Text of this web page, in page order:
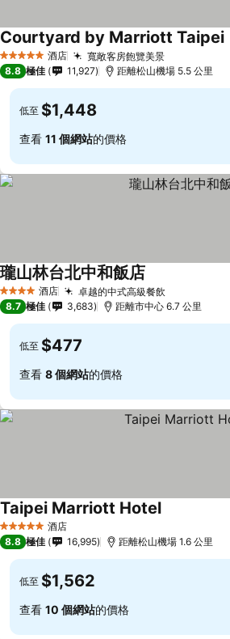
5 星級 酒店 寬敞客房飽覽美景
Courtyard by Marriott Taipei
8.8 極佳 11,927 距離松山機場 5.5 公里
低至 $1,448
查看 11 個網站的價格
4 星級 酒店 卓越的中式高級餐飲
瓏山林台北中和飯店
8.7 極佳 3,683 距離市中心 6.7 公里
低至 $477
查看 8 個網站的價格
5 星級 酒店
Taipei Marriott Hotel
8.8 極佳 16,995 距離松山機場 1.6 公里
低至 $1,562
查看 10 個網站的價格